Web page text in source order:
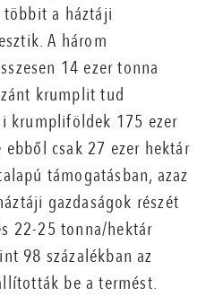
a háztáji
A három
14 ezer tonna
krumplit tud
krumpliföldek 175 ezer
csak 27 ezer hektár
támogatásban, azaz
gazdaságok részét
22-25 tonna/hektár
98 százalékban az
be a termést.